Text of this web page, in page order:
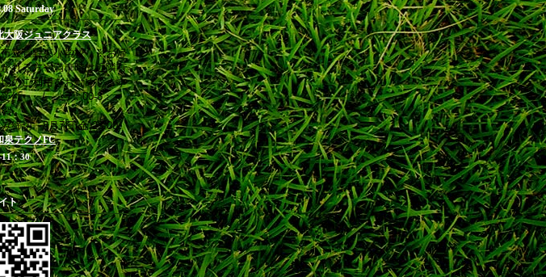
Saturday
大阪ジュニアクラス
市立萱野東小学校 ※お帰
れる方や満車時は近隣有
のご利用をお勧めします
受付 / 7：00-8：
締切 8月7日(金)23:00
泉テクノFC
：30
ト